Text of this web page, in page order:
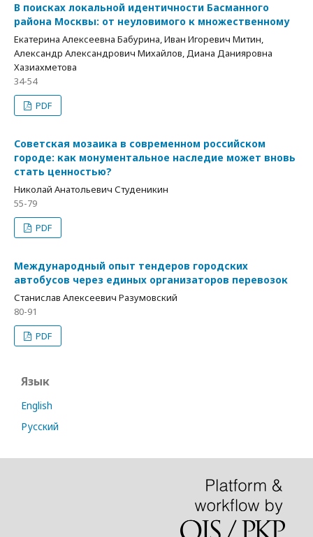
В поисках локальной идентичности Басманного
района Москвы: от неуловимого к множественному
Екатерина Алексеевна Бабурина, Иван Игоревич Митин,
Александр Александрович Михайлов, Диана Данияровна
Хазиахметова
34-54
PDF
Советская мозаика в современном российском
городе: как монументальное наследие может вновь
стать ценностью?
Николай Анатольевич Студеникин
55-79
PDF
Международный опыт тендеров городских
автобусов через единых организаторов перевозок
Станислав Алексеевич Разумовский
80-91
PDF
Язык
English
Русский